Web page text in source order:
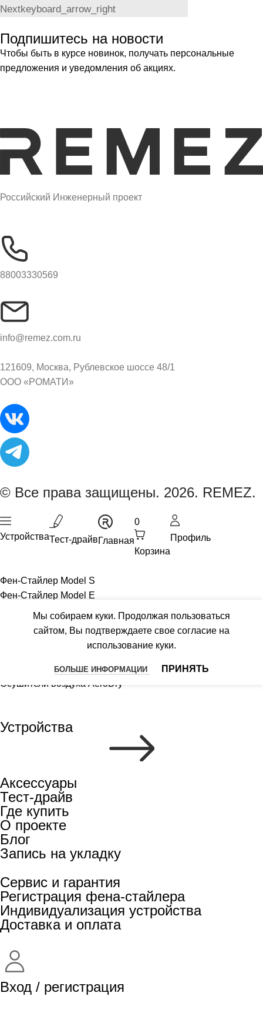
Nextkeyboard_arrow_right
Подпишитесь на новости
Чтобы быть в курсе новинок, получать персональные
предложения и уведомления об акциях.
Российский Инженерный проект
88003330569
info@remez.com.ru
121609, Москва, Рублевское шоссе 48/1
ООО «РОМАТИ»
© Все права защищены. 2026. REMEZ.
Мы собираем куки. Продолжая пользоваться
сайтом, Вы подтверждаете свое согласие на
использование куки.
БОЛЬШЕ ИНФОРМАЦИИ ПРИНЯТЬ
УстройстваТест-драйвГлавная
0
Корзина
Профиль
Фен-Стайлер Model S
Фен-Стайлер Model E
Фен-Выпрямитель Model Q
Пылесосы MultiClick PRO
Гибридный комплекс AirCreator
Осушители воздуха AeroDry
Устройства
Аксессуары
Тест-драйв
Где купить
О проекте
Блог
Запись на укладку
Сервис и гарантия
Регистрация фена-стайлера
Индивидуализация устройства
Доставка и оплата
Вход / регистрация